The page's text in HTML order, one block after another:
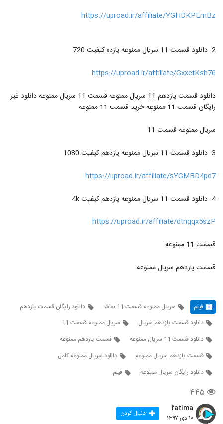
https://uproad.ir/affiliate/YGHDKPEmBz
2- دانلود قسمت 11 سریال ممنوعه یازده کیفیت 720
https://uproad.ir/affiliate/GxxetKsh76
دانلود قسمت یازدهم 11 سریال ممنوعه قسمت 11 سریال ممنوعه دانلود غیر
رایگان قسمت 11 ممنوعه خرید قسمت 11 ممنوعه
سریال ممنوعه قسمت 11
3- دانلود قسمت 11 سریال ممنوعه یازدهم کیفیت 1080
https://uproad.ir/affiliate/sYGMBD4pd7
4- دانلود قسمت 11 سریال ممنوعه یازدهم کیفیت 4k
https://uproad.ir/affiliate/dtngqx5szP
قسمت 11 ممنوعه
قسمت یازدهم سریال ممنوعه
فیلم سریال ممنوعه قسمت 11 نماشا
دانلود رایگان قسمت یازدهم
دانلود قسمت یازدهم سریال
سریال ممنوعه قسمت 11
دانلود قسمت 11 سریال ممنوعه
قسمت یازدهم ممنوعه
قسمت یازدهم سریال ممنوعه
دانلود سریال ممنوعه کامل
دانلود رایگان سریال ممنوعه
فیلم
۴۴۵
fatima
۱۰ دی ۱۳۹۷ دنبال کردن